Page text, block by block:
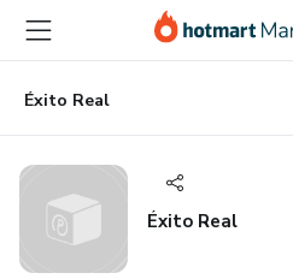
principal
página
de
página
Éxito Real
Éxito Real